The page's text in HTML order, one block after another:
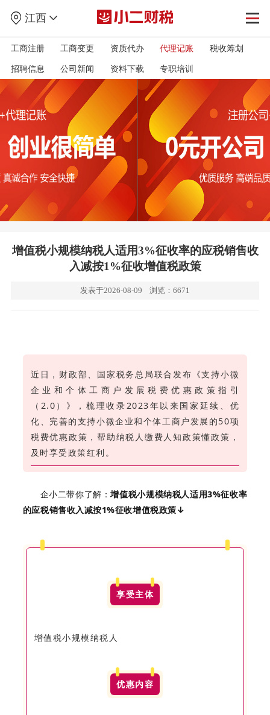
江西
工商注册 工商变更 资质代办 代理记账 税收筹划
招聘信息 公司新闻 资料下载 专职培训
增值税小规模纳税人适用3%征收率的应税销售收
入减按1%征收增值税政策
发表于2026-08-09 浏览：6671
近日，财政部、国家税务总局联合发布《支持小微
企业和个体工商户发展税费优惠政策指引
（2.0）》，梳理收录2023年以来国家延续、优
化、完善的支持小微企业和个体工商户发展的50项
税费优惠政策，帮助纳税人缴费人知政策懂政策，
及时享受政策红利。
企小二带你了解：增值税小规模纳税人适用3%征收率
的应税销售收入减按1%征收增值税政策↓
享受主体
增值税小规模纳税人
优惠内容